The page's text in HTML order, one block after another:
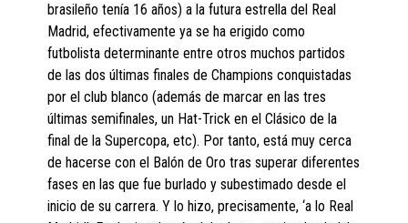
brasileño tenía 16 años) a la futura estrella del Real
Madrid, efectivamente ya se ha erigido como
futbolista determinante entre otros muchos partidos
de las dos últimas finales de Champions conquistadas
por el club blanco (además de marcar en las tres
últimas semifinales, un Hat-Trick en el Clásico de la
final de la Supercopa, etc). Por tanto, está muy cerca
de hacerse con el Balón de Oro tras superar diferentes
fases en las que fue burlado y subestimado desde el
inicio de su carrera. Y lo hizo, precisamente, ‘a lo Real